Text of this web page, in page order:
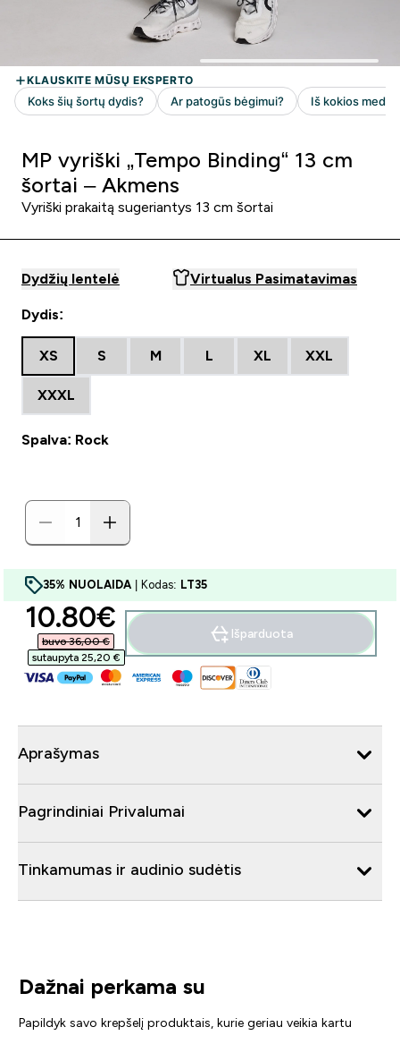
MP vyriški „Tempo Binding“ 13 cm
šortai – Akmens
Vyriški prakaitą sugeriantys 13 cm šortai
Dydžių lentelė Virtualus Pasimatavimas
Dydis:
XS S M L XL XXL
XXXL
Spalva: Rock
35% NUOLAIDA | Kodas: LT35
discounted price
10.80€‎
buvo 36,00 €‎
sutaupyta 25,20 €‎
Išparduota
Aprašymas
Pagrindiniai Privalumai
Tinkamumas ir audinio sudėtis
Dažnai perkama su
Papildyk savo krepšelį produktais, kurie geriau veikia kartu